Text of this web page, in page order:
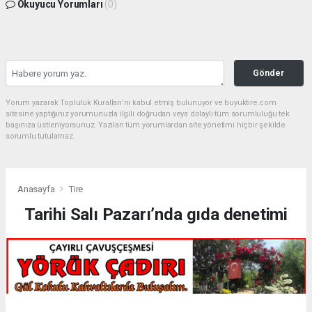
Okuyucu Yorumları (0)
Gönder
Yorum yazarak Topluluk Kuralları’nı kabul etmiş bulunuyor ve buyuktire.com
sitesine yaptığınız yorumunuzla ilgili doğrudan veya dolaylı tüm sorumluluğu tek
başınıza üstleniyorsunuz. Yazılan tüm yorumlardan site yönetimi hiçbir şekilde
sorumlu tutulamaz.
Anasayfa Tire
Tarihi Salı Pazarı’nda gıda denetimi